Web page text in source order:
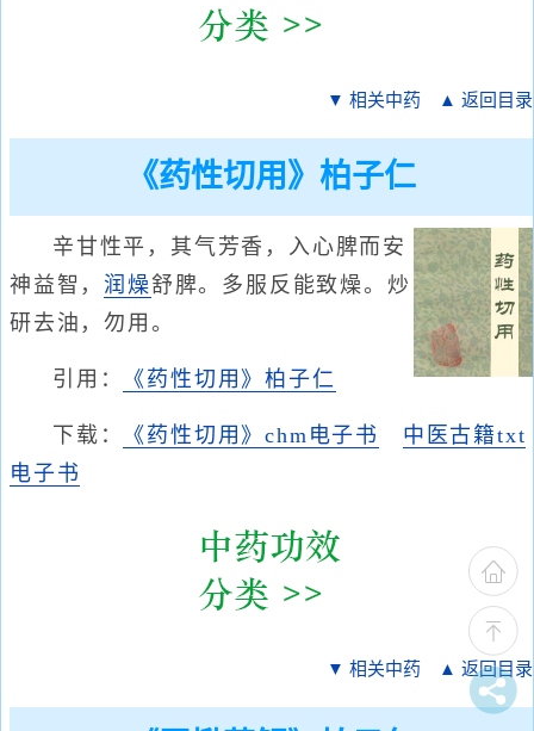
▼ 相关中药 ▲ 返回目录
《药性切用》柏子仁
辛甘性平，其气芳香，入心脾而安
神益智，润燥舒脾。多服反能致燥。炒
研去油，勿用。
引用： 《药性切用》柏子仁
下载： 《药性切用》chm电子书
中医古籍txt
电子书
▼ 相关中药 ▲ 返回目录